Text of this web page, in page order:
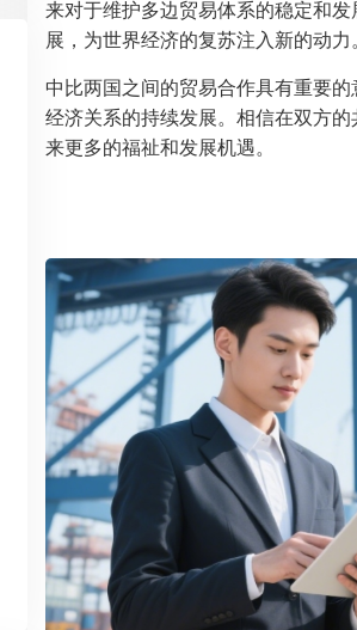
来对于维护多边贸易体系的稳定和
展，为世界经济的复苏注入新的动力。
中比两国之间的贸易合作具有重要
经济关系的持续发展。相信在双方
来更多的福祉和发展机遇。